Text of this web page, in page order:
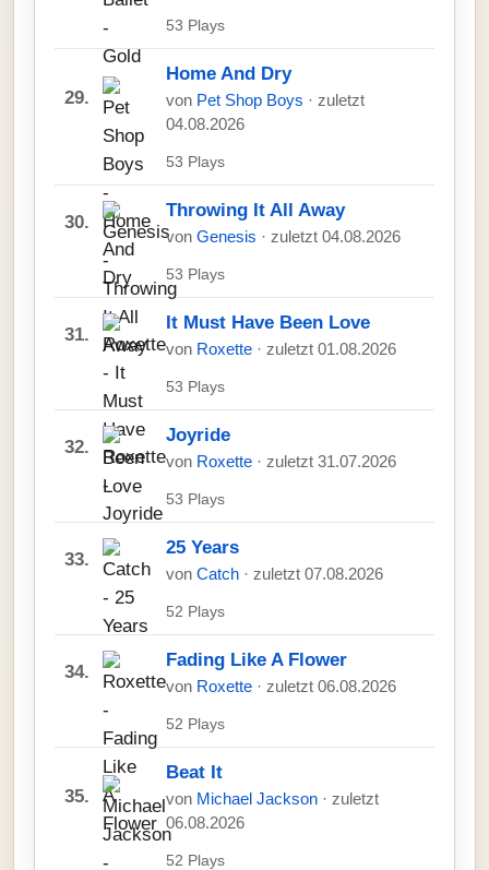
53 Plays
29.
Home And Dry
von Pet Shop Boys · zuletzt
04.08.2026
53 Plays
30.
Throwing It All Away
von Genesis · zuletzt 04.08.2026
53 Plays
31.
It Must Have Been Love
von Roxette · zuletzt 01.08.2026
53 Plays
32.
Joyride
von Roxette · zuletzt 31.07.2026
53 Plays
33.
25 Years
von Catch · zuletzt 07.08.2026
52 Plays
34.
Fading Like A Flower
von Roxette · zuletzt 06.08.2026
52 Plays
35.
Beat It
von Michael Jackson · zuletzt
06.08.2026
52 Plays